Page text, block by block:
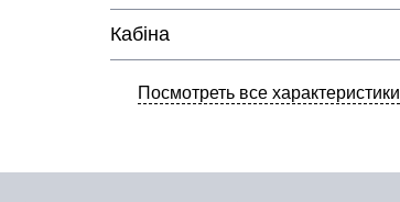
Кабіна
Посмотреть все характеристики